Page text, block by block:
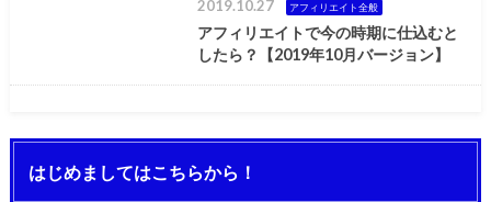
2019.10.27 アフィリエイト全般
アフィリエイトで今の時期に仕込むと
したら？【2019年10月バージョン】
はじめましてはこちらから！